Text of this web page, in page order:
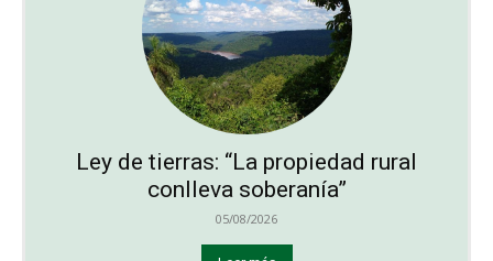
Ley de tierras: “La propiedad rural
conlleva soberanía”
05/08/2026